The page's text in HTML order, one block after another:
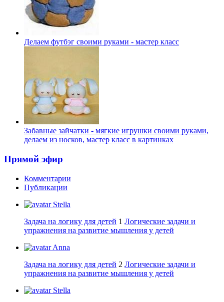
Делаем футбэг своими руками - мастер класс
Забавные зайчатки - мягкие игрушки своими руками,
делаем из носков, мастер класс в картинках
Прямой эфир
Комментарии
Публикации
Stella
Задача на логику для детей 1 Логические задачи и
упражнения на развитие мышления у детей
Anna
Задача на логику для детей 2 Логические задачи и
упражнения на развитие мышления у детей
Stella